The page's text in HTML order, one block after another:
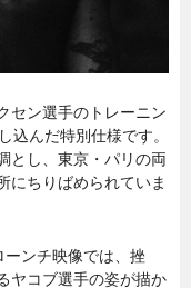
セン選手のトレーニン
込んだ特別仕様です。
とし、東京・パリの両
にちりばめられていま
ンチ映像では、挫
ヤコブ選手の姿が描か